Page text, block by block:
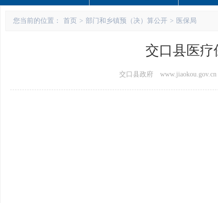
您当前的位置： 首页 > 部门和乡镇预（决）算公开 > 医保局
交口县医疗
交口县政府 www.jiaokou.gov.cn